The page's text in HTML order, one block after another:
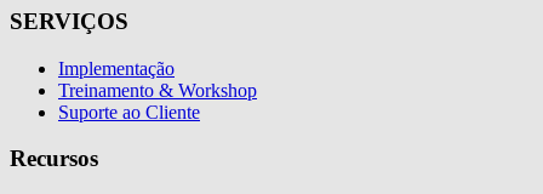
SERVIÇOS
Implementação
Treinamento & Workshop
Suporte ao Cliente
Recursos